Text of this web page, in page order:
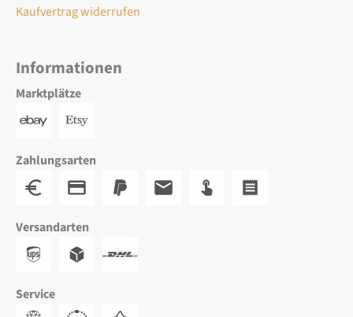
Kaufvertrag widerrufen
Informationen
Marktplätze
Zahlungsarten
Versandarten
Service